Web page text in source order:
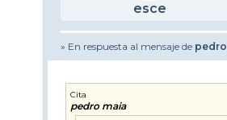
esce
» En respuesta al mensaje de
Cita
pedro maia